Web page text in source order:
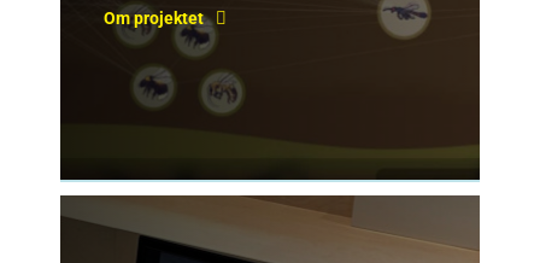
Om projektet